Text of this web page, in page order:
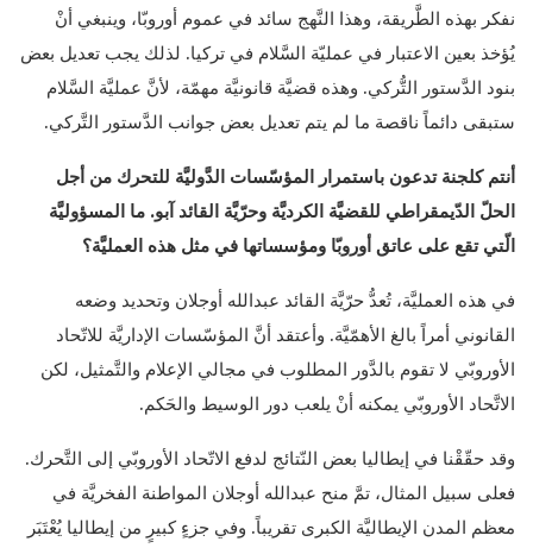
نفكر بهذه الطَّريقة، وهذا النَّهج سائد في عموم أوروبّا، وينبغي أنْ
يُؤخذ بعين الاعتبار في عمليّة السَّلام في تركيا. لذلك يجب تعديل بعض
بنود الدَّستور التُّركي. وهذه قضيَّة قانونيَّة مهمّة، لأنَّ عمليَّة السَّلام
ستبقى دائماً ناقصة ما لم يتم تعديل بعض جوانب الدَّستور التَّركي.
أنتم كلجنة تدعون باستمرار المؤسّسات الدَّوليَّة للتحرك من أجل
الحلّ الدّيمقراطي للقضيَّة الكرديَّة وحرّيَّة القائد آبو. ما المسؤوليَّة
الّتي تقع على عاتق أوروبّا ومؤسساتها في مثل هذه العمليَّة؟
في هذه العمليَّة، تُعدُّ حرّيَّة القائد عبدالله أوجلان وتحديد وضعه
القانوني أمراً بالغ الأهمّيَّة. وأعتقد أنَّ المؤسّسات الإداريَّة للاتّحاد
الأوروبّي لا تقوم بالدَّور المطلوب في مجالي الإعلام والتَّمثيل، لكن
الاتَّحاد الأوروبّي يمكنه أنْ يلعب دور الوسيط والحَكم.
وقد حقّقْنا في إيطاليا بعض النّتائج لدفع الاتّحاد الأوروبّي إلى التَّحرك.
فعلى سبيل المثال، تمَّ منح عبدالله أوجلان المواطنة الفخريَّة في
معظم المدن الإيطاليَّة الكبرى تقريباً. وفي جزءٍ كبيرٍ من إيطاليا يُعْتَبَر